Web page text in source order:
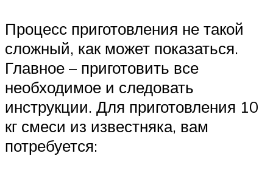
Процесс приготовления не такой
сложный, как может показаться.
Главное – приготовить все
необходимое и следовать
инструкции. Для приготовления 10
кг смеси из известняка, вам
потребуется: